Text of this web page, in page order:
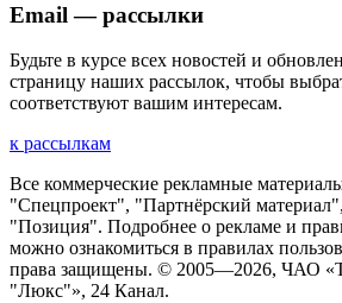
Email — рассылки
Будьте в курсе всех новостей и
страницу наших рассылок, чтобы
соответствуют вашим интересам.
к рассылкам
Все коммерческие рекламные
"Спецпроект", "Партнёрский
"Позиция". Подробнее о рекламе и
можно ознакомиться в правилах
права защищены. © 2005—2026, ЧАО
"Люкс"», 24 Канал.